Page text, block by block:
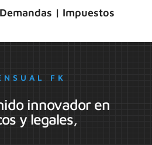
| Impuestos
FK
innovador en
y legales,